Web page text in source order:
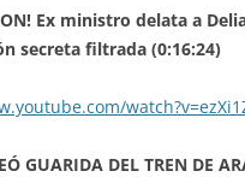
Ex ministro delata a
secreta filtrada (0:16:24)
GUARIDA DEL TREN DE